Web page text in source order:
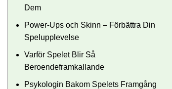
Dem
Power-Ups och Skinn – Förbättra Din
Spelupplevelse
Varför Spelet Blir Så
Beroendeframkallande
Psykologin Bakom Spelets Framgång